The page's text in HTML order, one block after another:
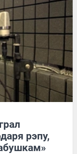
рэпу,